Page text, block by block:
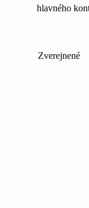
hlavného
Zverejnené